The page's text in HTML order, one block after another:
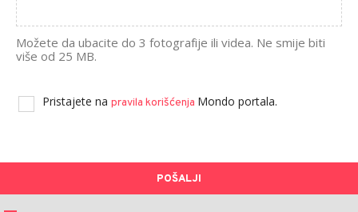
Možete da ubacite do 3 fotografije ili videa. Ne smije biti
više od 25 MB.
Pristajete na pravila korišćenja Mondo portala.
POŠALJI